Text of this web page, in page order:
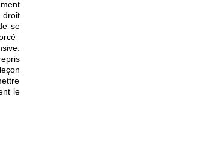
se
le